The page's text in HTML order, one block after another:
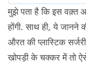
मुझे पता है कि इस वक़्त
होंगी. साथ ही, ये जानने
औरत की प्लास्टिक
खोपड़ी के चक्कर में तो